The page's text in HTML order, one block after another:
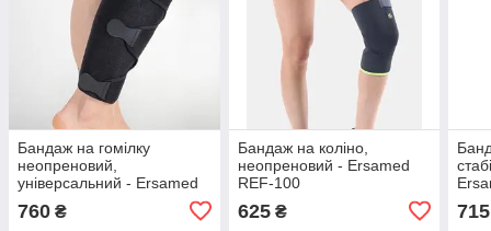
Бандаж на гомілку
неопреновий,
універсальний - Ersamed
760 ₴
Бандаж на коліно,
неопреновий - Ersamed
REF-100
625₴ 715